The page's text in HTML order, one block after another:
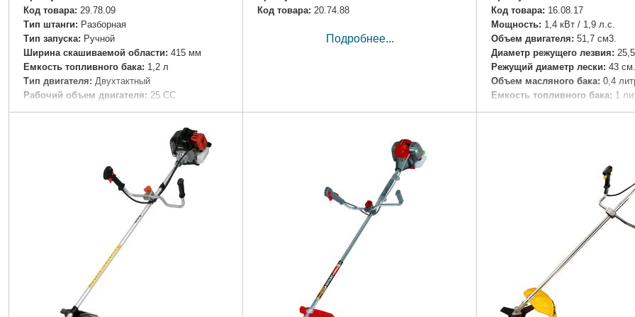
Код товара: 29.78.09
Тип штанги: Разборная
Тип запуска: Ручной
Ширина скашиваемой области: 415 мм
Емкость топливного бака: 1,2 л
Тип двигателя: Двухтактный
Рабочий объем двигателя: 25 СС
Уровень звукового давления: LpA = 105 дБ
LwA = 104 дБ
26 мм
Количество зубьев на валу штанги:
Максимальное число оборотов:
10000 об/
Автоматическая катушка:
1 Победитовый 40Т, диск 3Т
Емкость для замешивания:
Защитный кожух: 1 шт
Ремень-рюкзак: 1 шт
Руководство по эксплуатации:
Сумка с ручным инструментом:
Код товара: 20.74.88
Подробнее...
Код товара: 16.08.17
Мощность: 1,4 кВт / 1,9 л.с.
Объем двигателя: 51,7 см3.
Диаметр режущего лезвия:
Режущий диаметр лески: 43 см.
Объем масляного бака: 0,4
Емкость топливного бака: 1
Вес: 7,9 кг.